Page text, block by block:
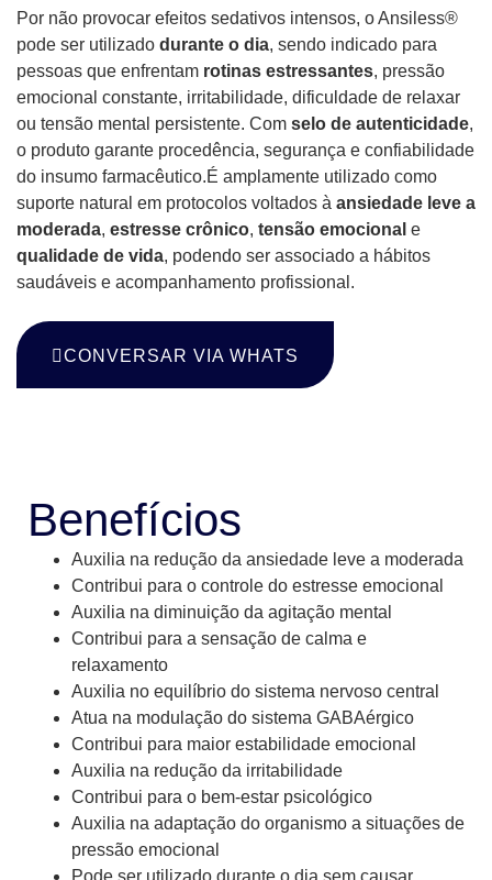
Por não provocar efeitos sedativos intensos, o Ansiless®
pode ser utilizado durante o dia, sendo indicado para
pessoas que enfrentam rotinas estressantes, pressão
emocional constante, irritabilidade, dificuldade de relaxar
ou tensão mental persistente. Com selo de autenticidade,
o produto garante procedência, segurança e confiabilidade
do insumo farmacêutico.É amplamente utilizado como
suporte natural em protocolos voltados à ansiedade leve a
moderada, estresse crônico, tensão emocional e
qualidade de vida, podendo ser associado a hábitos
saudáveis e acompanhamento profissional.
CONVERSAR VIA WHATS
Benefícios
Auxilia na redução da ansiedade leve a moderada
Contribui para o controle do estresse emocional
Auxilia na diminuição da agitação mental
Contribui para a sensação de calma e
relaxamento
Auxilia no equilíbrio do sistema nervoso central
Atua na modulação do sistema GABAérgico
Contribui para maior estabilidade emocional
Auxilia na redução da irritabilidade
Contribui para o bem-estar psicológico
Auxilia na adaptação do organismo a situações de
pressão emocional
Pode ser utilizado durante o dia sem causar